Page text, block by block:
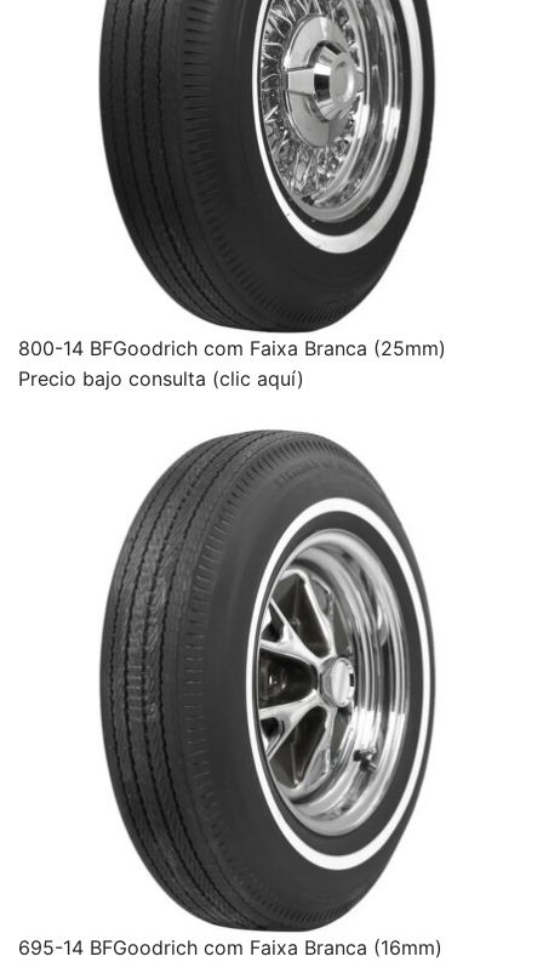
800-14 BFGoodrich com Faixa Branca (25mm)
Precio bajo consulta (clic aquí)
695-14 BFGoodrich com Faixa Branca (16mm)